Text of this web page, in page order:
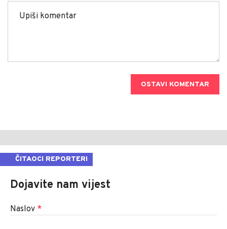
OSTAVI KOMENTAR
ČITAOCI REPORTERI
Dojavite nam vijest
Naslov *